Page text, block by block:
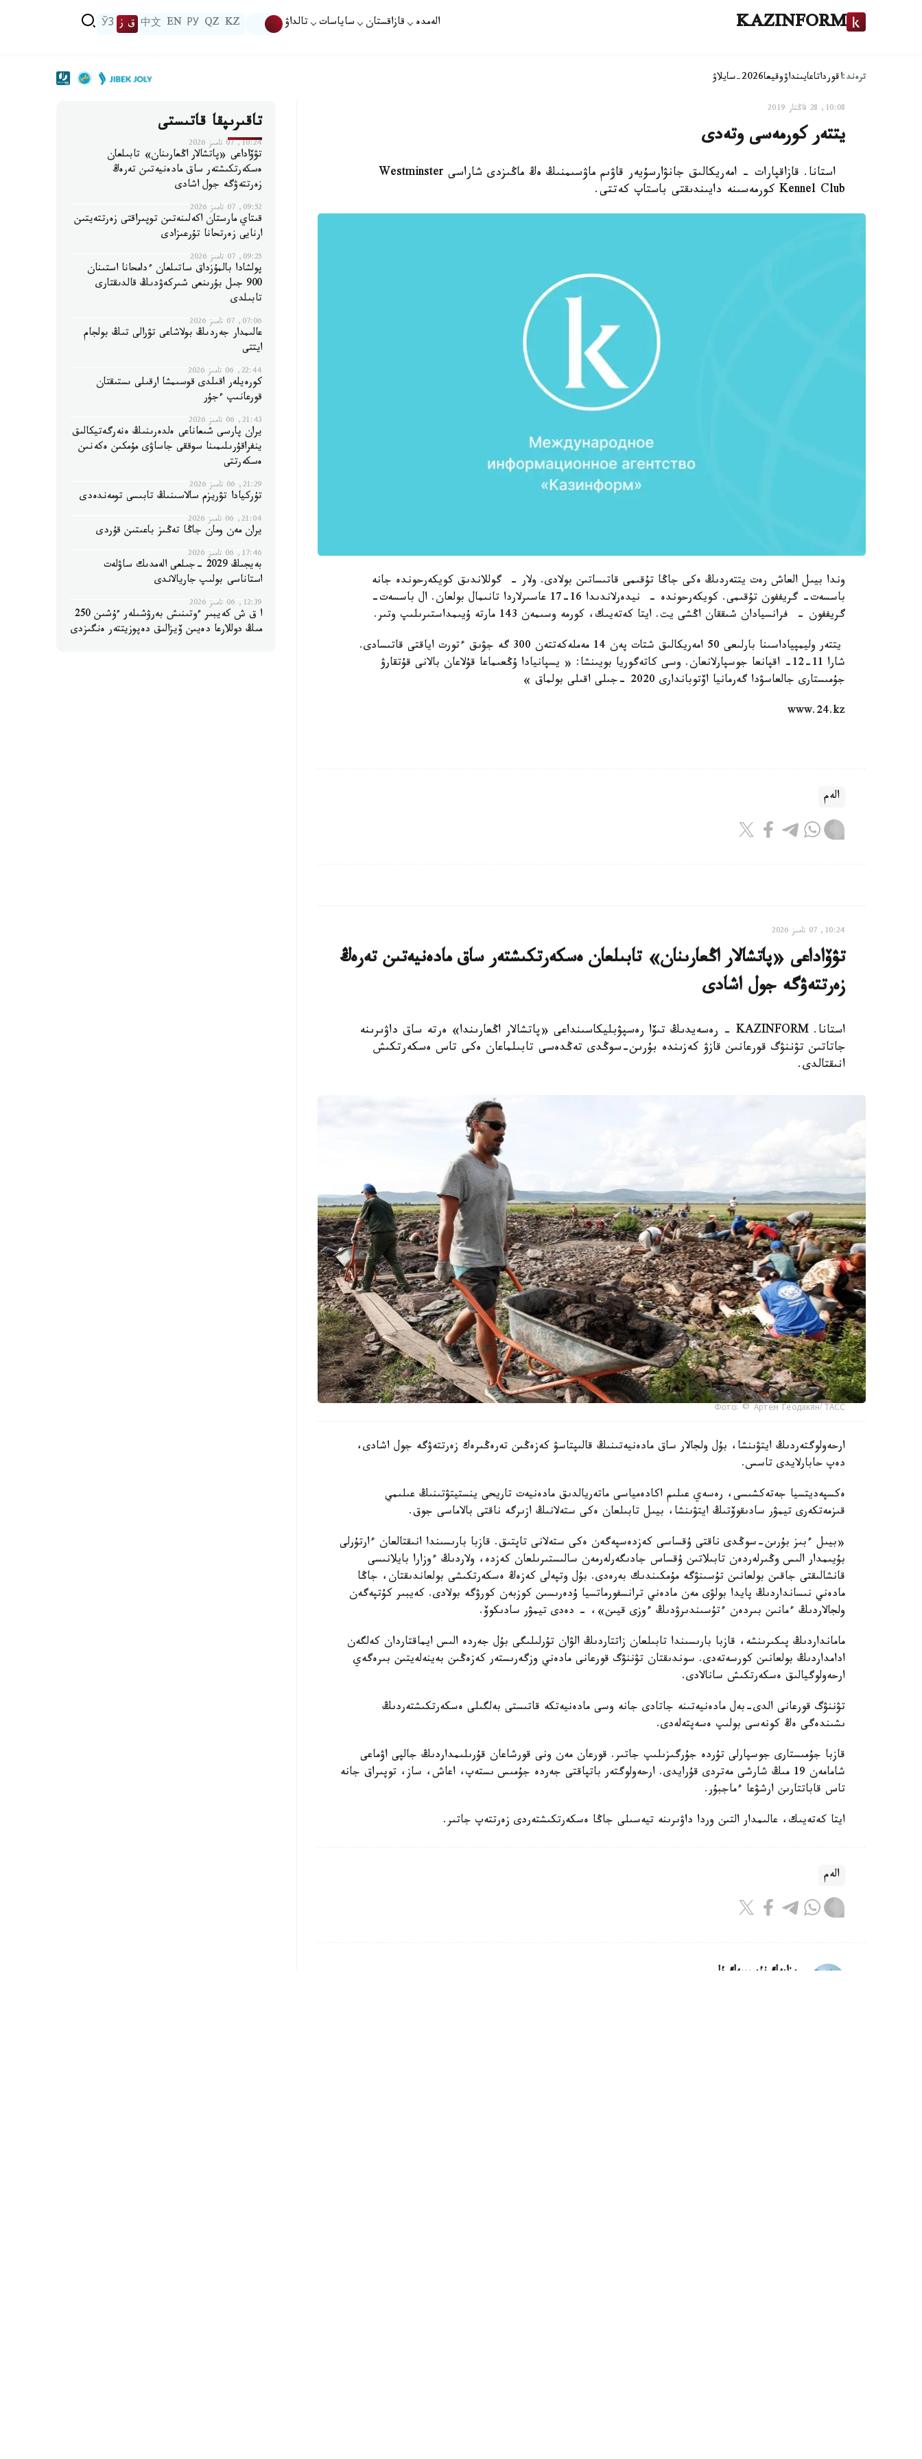
KAZINFORM الەمدە قازاقستان ساياسات تالداۋ KZ
QZ
РУ
EN
中文 ق ز ЎЗ
ترەند:اقورداتاعايىنداۋوقيعا2026-سايلاۋ
10:08, 28 قاڭتار 2019
يتتەر كورمەسى وتەدى
استانا. قازاقپارات - امەريكالىق جانۋارسۇيەر قاۋىم ماۋسىمنىڭ ەڭ ماڭىزدى شاراسى Westminster
Kennel Club كورمەسىنە دايىندىقتى باستاپ كەتتى.
وندا بيىل العاش رەت يتتەردىڭ ەكى جاڭا تۇقىمى قاتىساتىن بولادى. ولار - گوللاندىق كويكەرحوندە جانە
باسسەت- گريففون تۇقىمى. كويكەرحوندە - نيدەرلاندىدا 16-17 عاسىرلاردا تانىمال بولعان. ال باسسەت-
گريففون - فرانسيادان شىققان اڭشى يت. ايتا كەتەيىك، كورمە وسىمەن 143 مارتە ۇيىمداستىرىلىپ وتىر.
يتتەر وليمپياداسىنا بارلىعى 50 امەريكالىق شتات پەن 14 مەملەكەتتەن 300 گە جۋىق ءتورت اياقتى قاتىسادى.
شارا 11-12- اقپانعا جوسپارلانعان. وسى كاتەگوريا بويىنشا: « يسپانيادا ۇڭعىماعا قۇلاعان بالانى قۇتقارۋ
جۇمىستارى جالعاسۋدا گەرمانيا اۆتوباندارى 2020 -جىلى اقىلى بولماق »
www.24.kz
الەم
10:24, 07 تامىز 2026
تۋۆاداعى «پاتشالار اڭعارىنان» تابىلعان ەسكەرتكىشتەر ساق مادەنيەتىن تەرەڭ
زەرتتەۋگە جول اشادى
استانا. KAZINFORM - رەسەيدىڭ تىۆا رەسپۋبليكاسىنداعى «پاتشالار اڭعارىندا» ەرتە ساق داۋىرىنە
جاتاتىن تۋننۋگ قورعانىن قازۋ كەزىندە بۇرىن-سوڭدى تەڭدەسى تابىلماعان ەكى تاس ەسكەرتكىش
انىقتالدى.
Фото: © Артем Геодакян/ ТАСС
ارحەولوگتەردىڭ ايتۋىنشا، بۇل ولجالار ساق مادەنيەتىنىڭ قالىپتاسۋ كەزەڭىن تەرەڭىرەك زەرتتەۋگە جول اشادى،
دەپ حابارلايدى تاسس.
ەكسپەديتسيا جەتەكشىسى، رەسەي عىلىم اكادەمياسى ماتەريالدىق مادەنيەت تاريحى ينستيتۋتىنىڭ عىلىمي
قىزمەتكەرى تيمۋر سادىقوۆتىڭ ايتۋىنشا، بيىل تابىلعان ەكى ستەلانىڭ ازىرگە ناقتى بالاماسى جوق.
«بيىل ءبىز بۇرىن-سوڭدى ناقتى ۇقساسى كەزدەسپەگەن ەكى ستەلانى تاپتىق. قازبا بارىسىندا انىقتالعان ءارتۇرلى
بۇيىمدار الىس وڭىرلەردەن تابىلاتىن ۇقساس جادىگەرلەرمەن سالىستىرىلعان كەزدە، ولاردىڭ ءوزارا بايلانىسى
قانشالىقتى جاقىن بولعانىن تۇسىنۋگە مۇمكىندىك بەرەدى. بۇل وتپەلى كەزەڭ ەسكەرتكىشى بولعاندىقتان، جاڭا
مادەني نىسانداردىڭ پايدا بولۋى مەن مادەني ترانسفورماتسيا ۇدەرىسىن كوزبەن كورۋگە بولادى. كەيبىر كۇتپەگەن
ولجالاردىڭ ءمانىن بىردەن ءتۇسىندىرۋدىڭ ءوزى قيىن»، - دەدى تيمۋر سادىكوۆ.
مامانداردىڭ پىكىرىنشە، قازبا بارىسىندا تابىلعان زاتتاردىڭ الۋان تۇرلىلىگى بۇل جەردە الىس ايماقتاردان كەلگەن
ادامداردىڭ بولعانىن كورسەتەدى. سوندىقتان تۋننۋگ قورعانى مادەني وزگەرىستەر كەزەڭىن بەينەلەيتىن بىرەگەي
ارحەولوگيالىق ەسكەرتكىش سانالادى.
تۋننۋگ قورعانى الدى-بەل مادەنيەتىنە جاتادى جانە وسى مادەنيەتكە قاتىستى بەلگىلى ەسكەرتكىشتەردىڭ
ىشىندەگى ەڭ كونەسى بولىپ ەسەپتەلەدى.
قازبا جۇمىستارى جوسپارلى تۇردە جۇرگىزىلىپ جاتىر. قورعان مەن ونى قورشاعان قۇرىلىمداردىڭ جالپى اۋماعى
شامامەن 19 مىڭ شارشى مەتردى قۇرايدى. ارحەولوگتەر باتپاقتى جەردە جۇمىس ىستەپ، اعاش، ساز، توپىراق جانە
تاس قاباتتارىن ارشۋعا ءماجبۇر.
ايتا كەتەيىك، عالىمدار التىن وردا داۋىرىنە تيەسىلى جاڭا ەسكەرتكىشتەردى زەرتتەپ جاتىر.
الەم
ريزابەك نۇسىپبەك ۇلى
تاقىرىپقا قاتىستى
10:24, 07 تامىز 2026
تۋۆاداعى «پاتشالار اڭعارىنان» تابىلعان
ەسكەرتكىشتەر ساق مادەنيەتىن تەرەڭ
زەرتتەۋگە جول اشادى
09:52, 07 تامىز 2026
قىتاي مارستان اكەلىنەتىن توپىراقتى زەرتتەيتىن
ارنايى زەرتحانا تۇرعىزادى
09:25, 07 تامىز 2026
پولشادا بالمۇزداق ساتىلعان ءدامحانا استىنان
900 جىل بۇرىنعى شىركەۋدىڭ قالدىقتارى
تابىلدى
07:06, 07 تامىز 2026
عالىمدار جەردىڭ بولاشاعى تۋرالى تىڭ بولجام
ايتتى
22:44, 06 تامىز 2026
كورەيلەر اقىلدى قوسىمشا ارقىلى ىستىقتان
قورعانىپ ءجۇر
21:43, 06 تامىز 2026
يران پارسى شىعاناعى ەلدەرىنىڭ ەنەرگەتيكالىق
ينفراقۇرىلىمىنا سوققى جاساۋى مۇمكىن ەكەنىن
ەسكەرتتى
21:29, 06 تامىز 2026
تۇركيادا تۋريزم سالاسىنىڭ تابىسى تومەندەدى
21:04, 06 تامىز 2026
يران مەن ومان جاڭا تەڭىز باعىتىن قۇردى
17:46, 06 تامىز 2026
بەيجىڭ 2029 -جىلعى الەمدىك ساۋلەت
استاناسى بولىپ جاريالاندى
12:39, 06 تامىز 2026
ا ق ش كەيبىر ءوتىنىش بەرۋشىلەر ءۇشىن 250
مىڭ دوللارعا دەيىن ۆيزالىق دەپوزيتتەر ەنگىزدى